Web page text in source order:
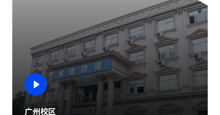
广州校区